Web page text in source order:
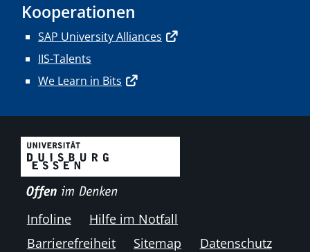
Kooperationen
SAP University Alliances
IIS-Talents
We Learn in Bits
Infoline
Hilfe im Notfall
Barrierefreiheit
Sitemap Datenschutz